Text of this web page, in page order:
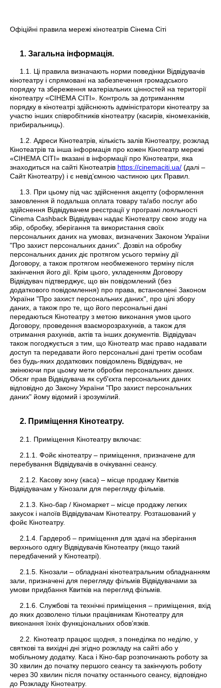
Офіційні правила мережі кінотеатрів Сінема Сіті
1. Загальна інформація.
1.1. Ці правила визначають норми поведінки Відвідувачів
кінотеатру і спрямовані на забезпечення громадського
порядку та збереження матеріальних цінностей на території
кінотеатру «СІНЕМА СІТІ». Контроль за дотриманням
порядку в кінотеатрі здійснюють адміністратори кінотеатру за
участю інших співробітників кінотеатру (касирів, кіномеханіків,
прибиральниць).
1.2. Адреси Кінотеатрів, кількість залів Кінотеатру, розклад
Кінотеатрів та інша інформація про кожен Кінотеатр мережі
«СІНЕМА СІТІ» вказані в інформації про Кінотеатри, яка
знаходиться на сайті Кінотеатрів https://cinemaciti.ua/ (далі –
Сайт Кінотеатру) і є невід’ємною частиною цих Правил.
1.3. При цьому під час здійснення акцепту (оформлення
замовлення й подальша оплата товару та/або послуг або
здійснення Відвідувачем реєстрації у програмі лояльності
Cinema Cashback Відвідувач надає Кінотеатру свою згоду на
збір, обробку, зберігання та використання своїх
персональних даних на умовах, визначених Законом України
"Про захист персональних даних". Дозвіл на обробку
персональних даних діє протягом усього терміну дії
Договору, а також протягом необмеженого терміну після
закінчення його дії. Крім цього, укладенням Договору
Відвідувач підтверджує, що він повідомлений (без
додаткового повідомлення) про права, встановлені Законом
України "Про захист персональних даних", про цілі збору
даних, а також про те, що його персональні дані
передаються Кінотеатру з метою виконання умов цього
Договору, проведення взаєморозрахунків, а також для
отримання рахунків, актів та інших документів. Відвідувач
також погоджується з тим, що Кінотеатр має право надавати
доступ та передавати його персональні дані третім особам
без будь-яких додаткових повідомлень Відвідувач, не
змінюючи при цьому мети обробки персональних даних.
Обсяг прав Відвідувача як суб'єкта персональних даних
відповідно до Закону України "Про захист персональних
даних" йому відомий і зрозумілий.
2. Приміщення Кінотеатру.
2.1. Приміщення Кінотеатру включає:
2.1.1. Фойє кінотеатру – приміщення, призначене для
перебування Відвідувачів в очікуванні сеансу.
2.1.2. Касову зону (каса) – місце продажу Квитків
Відвідувачам у Кінозали для перегляду фільмів.
2.1.3. Кіно-бар / Кіномаркет – місце продажу легких
закусок і напоїв Відвідувачам Кінотеатру. Розташований у
фойє Кінотеатру.
2.1.4. Гардероб – приміщення для здачі на зберігання
верхнього одягу Відвідувачів Кінотеатру (якщо такий
передбачений у Кінотеатрі).
2.1.5. Кінозали – обладнані кінотеатральним обладнанням
зали, призначені для перегляду фільмів Відвідувачами за
умови придбання Квитків на перегляд фільмів.
2.1.6. Службові та технічні приміщення – приміщення, вхід
до яких дозволено тільки працівникам Кінотеатру для
виконання їхніх функціональних обов’язків.
2.2. Кінотеатр працює щодня, з понеділка по неділю, у
святкові та вихідні дні згідно розкладу на сайті або у
мобільному додатку. Каса і Кіно-бар розпочинають роботу за
30 хвилин до початку першого сеансу та закінчують роботу
через 30 хвилин після початку останнього сеансу, відповідно
до Розкладу Кінотеатру.